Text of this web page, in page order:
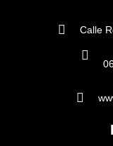
Calle